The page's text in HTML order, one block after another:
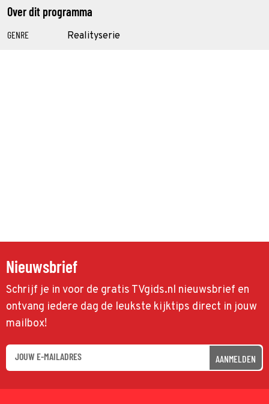
Over dit programma
GENRE Realityserie
Nieuwsbrief
Schrijf je in voor de gratis TVgids.nl nieuwsbrief en
ontvang iedere dag de leukste kijktips direct in jouw
mailbox!
AANMELDEN